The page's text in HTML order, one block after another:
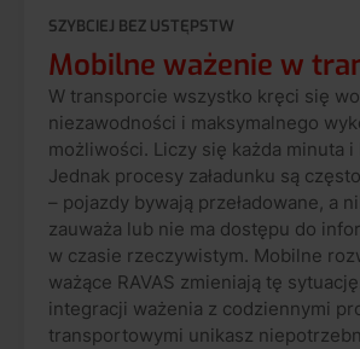
SZYBCIEJ BEZ USTĘPSTW
Mobilne ważenie w
W transporcie wszystko kręci się
niezawodności i maksymalnego
możliwości. Liczy się każda minuta i
Jednak procesy załadunku są
– pojazdy bywają przeładowane, a
zauważa lub nie ma dostępu do
w czasie rzeczywistym. Mobilne
ważące RAVAS zmieniają tę
integracji ważenia z codziennymi
transportowymi unikasz